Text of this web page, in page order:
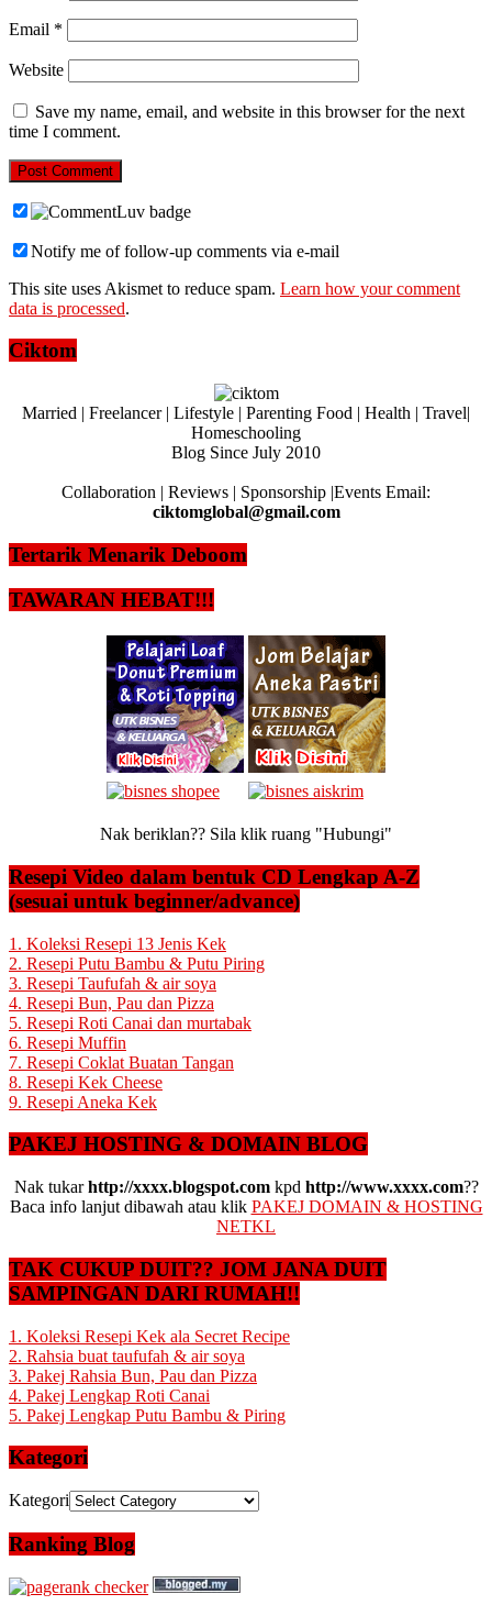
Email *
Website
Save my name, email, and website in this browser for the next
time I comment.
Notify me of follow-up comments via e-mail
This site uses Akismet to reduce spam. Learn how your comment
data is processed.
Ciktom
Married | Freelancer | Lifestyle | Parenting Food | Health | Travel|
Homeschooling
Blog Since July 2010
Collaboration | Reviews | Sponsorship |Events Email:
ciktomglobal@gmail.com
Tertarik Menarik Deboom
TAWARAN HEBAT!!!
Nak beriklan?? Sila klik ruang "Hubungi"
Resepi Video dalam bentuk CD Lengkap A-Z
(sesuai untuk beginner/advance)
1. Koleksi Resepi 13 Jenis Kek
2. Resepi Putu Bambu & Putu Piring
3. Resepi Taufufah & air soya
4. Resepi Bun, Pau dan Pizza
5. Resepi Roti Canai dan murtabak
6. Resepi Muffin
7. Resepi Coklat Buatan Tangan
8. Resepi Kek Cheese
9. Resepi Aneka Kek
PAKEJ HOSTING & DOMAIN BLOG
Nak tukarhttp://xxxx.blogspot.comkpd http://www.xxxx.com??
Baca info lanjut dibawah atau klik PAKEJ DOMAIN & HOSTING
NETKL
TAK CUKUP DUIT?? JOM JANA DUIT
SAMPINGAN DARI RUMAH!!
1. Koleksi Resepi Kek ala Secret Recipe
2. Rahsia buat taufufah & air soya
3. Pakej Rahsia Bun, Pau dan Pizza
4. Pakej Lengkap Roti Canai
5. Pakej Lengkap Putu Bambu & Piring
Kategori
Kategori
Ranking Blog